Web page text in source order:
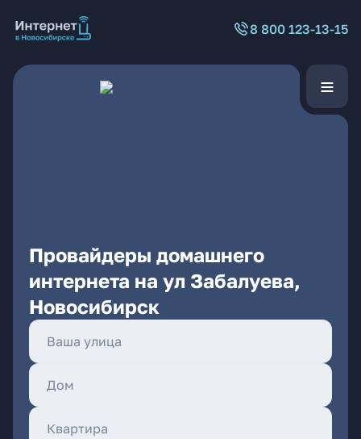
8 800 123-13-15
Провайдеры домашнего
интернета на ул Забалуева,
Новосибирск